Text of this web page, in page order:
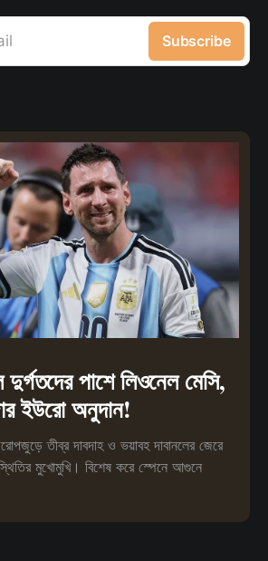
Subscribe
দুর্গতদের পাশে লিওনেল মেসি,
ইউরো অনুদান!
তীব্র দাবদাহ ও ভয়াবহ দাবানলের জেরে
মুখোমুখি। বিশেষ করে স্পেনে আগুনে